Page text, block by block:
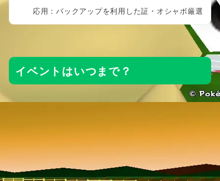
応用：バックアップを利用した証・オシャボ厳選
イベントはいつまで？